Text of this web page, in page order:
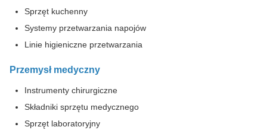
Sprzęt kuchenny
Systemy przetwarzania napojów
Linie higieniczne przetwarzania
Przemysł medyczny
Instrumenty chirurgiczne
Składniki sprzętu medycznego
Sprzęt laboratoryjny